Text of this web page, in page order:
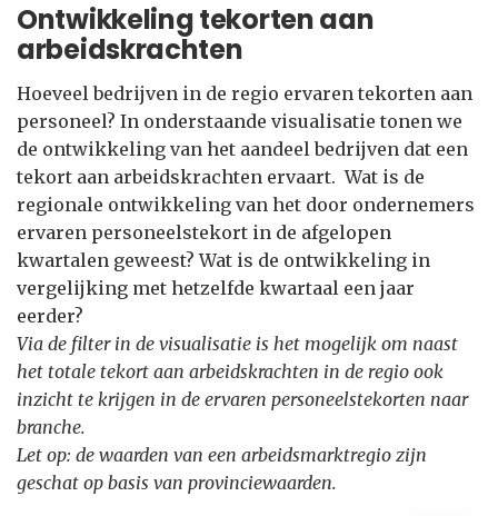
Ontwikkeling tekorten aan
arbeidskrachten
Hoeveel bedrijven in de regio ervaren tekorten aan
personeel? In onderstaande visualisatie tonen we
de ontwikkeling van het aandeel bedrijven dat een
tekort aan arbeidskrachten ervaart. Wat is de
regionale ontwikkeling van het door ondernemers
ervaren personeelstekort in de afgelopen
kwartalen geweest? Wat is de ontwikkeling in
vergelijking met hetzelfde kwartaal een jaar
eerder?
Via de filter in de visualisatie is het mogelijk om naast
het totale tekort aan arbeidskrachten in de regio ook
inzicht te krijgen in de ervaren personeelstekorten naar
branche.
Let op: de waarden van een arbeidsmarktregio zijn
geschat op basis van provinciewaarden.